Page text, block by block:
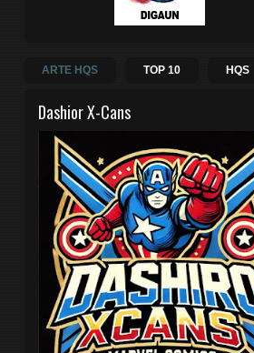
ARTE HQS TOP 10 HQS
Dashior X-Cans